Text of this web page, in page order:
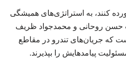
کنند، به استراتژی‌های همیشگی
حسن روحانی و محمدجواد ظریف
که جریان‌های تندرو در مقاطع
پیامدهایش را بپذیرند.